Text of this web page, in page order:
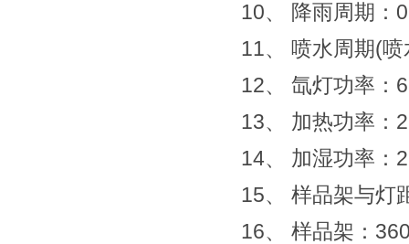
10、 降雨周期：
11、 喷水周期(
12、 氙灯功率：
13、 加热功率：
14、 加湿功率：
15、 样品架与灯
16、 样品架：